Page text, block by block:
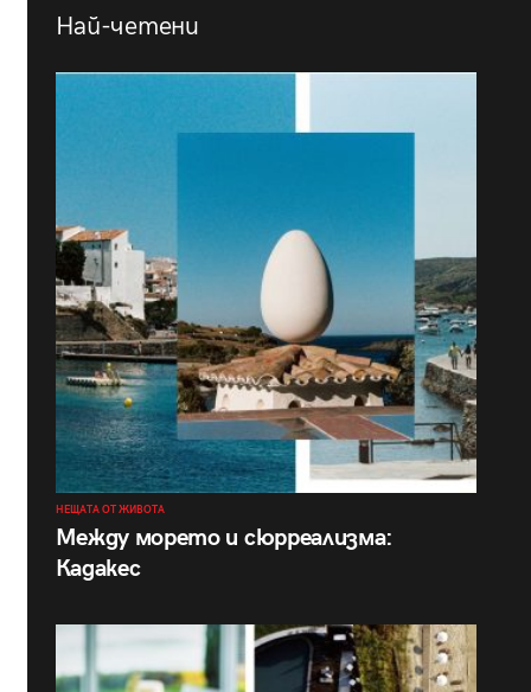
Най-четени
НЕЩАТА ОТ ЖИВОТА
Между морето и сюрреализма:
Кадакес